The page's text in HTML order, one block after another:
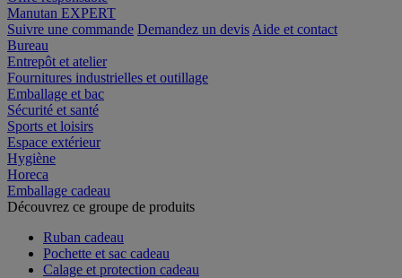
Manutan EXPERT
Suivre une commande Demandez un devis Aide et contact
Bureau
Entrepôt et atelier
Fournitures industrielles et outillage
Emballage et bac
Sécurité et santé
Sports et loisirs
Espace extérieur
Hygiène
Horeca
Emballage cadeau
Découvrez ce groupe de produits
Ruban cadeau
Pochette et sac cadeau
Calage et protection cadeau